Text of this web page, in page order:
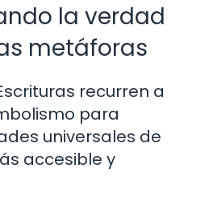
la verdad
metáforas
recurren a
para
universales de
accesible y